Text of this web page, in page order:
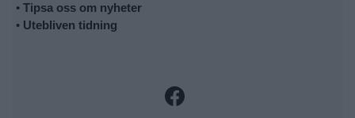
• Tipsa oss om nyheter
• Utebliven tidning